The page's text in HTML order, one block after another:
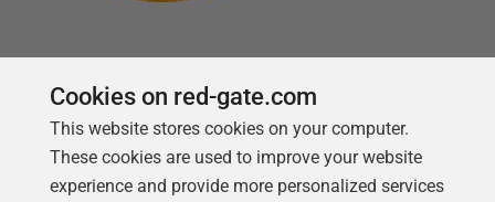
Follow us
Cookies on red-gate.com
This website stores cookies on your computer.
These cookies are used to improve your website
experience and provide more personalized services